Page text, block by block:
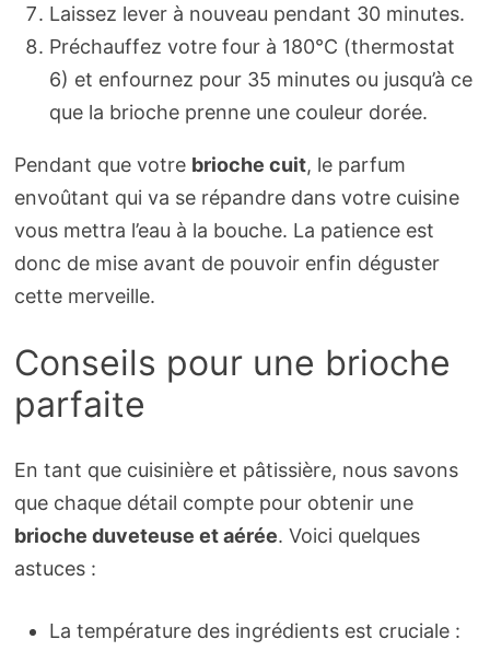
Laissez lever à nouveau pendant 30 minutes.
Préchauffez votre four à 180°C (thermostat
6) et enfournez pour 35 minutes ou jusqu’à ce
que la brioche prenne une couleur dorée.
Pendant que votre brioche cuit, le parfum
envoûtant qui va se répandre dans votre cuisine
vous mettra l’eau à la bouche. La patience est
donc de mise avant de pouvoir enfin déguster
cette merveille.
Conseils pour une brioche
parfaite
En tant que cuisinière et pâtissière, nous savons
que chaque détail compte pour obtenir une
brioche duveteuse et aérée. Voici quelques
astuces :
La température des ingrédients est cruciale :